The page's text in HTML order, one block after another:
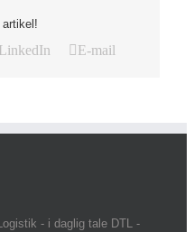
artikel!
LinkedIn E-mail
- i daglig tale DTL -